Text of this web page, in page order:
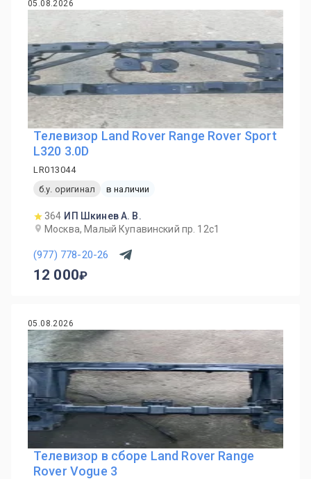
05.08.2026
Телевизор Land Rover Range Rover Sport
L320 3.0D
LR013044
б.у. оригинал
в наличии
364 ИП Шкинев А. В.
Москва, Малый Купавинский пр. 12с1
(977) 778-20-26
12 000
05.08.2026
Телевизор в сборе Land Rover Range
Rover Vogue 3